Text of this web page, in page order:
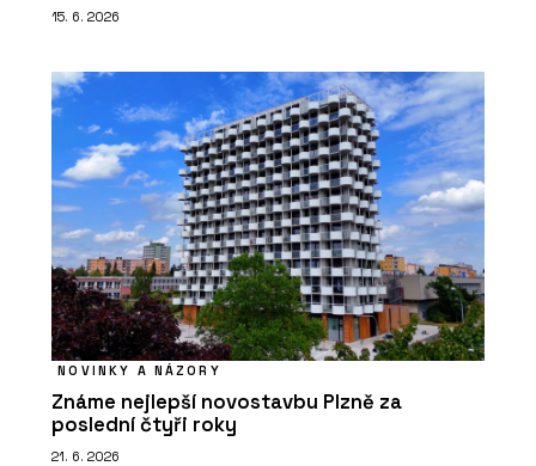
15. 6. 2026
NOVINKY A NÁZORY
Známe nejlepší novostavbu Plzně za
poslední čtyři roky
21. 6. 2026